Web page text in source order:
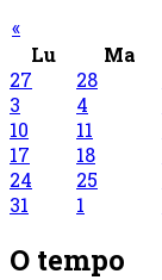
«
Lu
Ma
27
28
3
4
10
11
17
18
24
25
31
1
O tempo